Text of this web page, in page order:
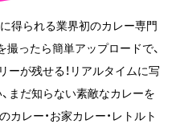
得られる業界初のカレー専門
ったら簡単アップロードで、
ーが残せる！リアルタイムに写
まだ知らない素敵なカレーを
レー・お家カレー・レトルト